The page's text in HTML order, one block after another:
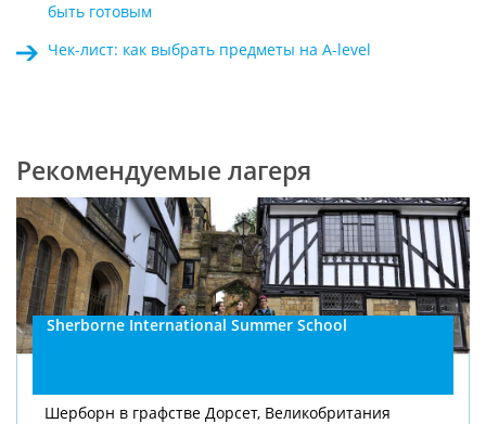
быть готовым
Чек-лист: как выбрать предметы на A-level
Рекомендуемые лагеря
Sherborne International Summer School
Шерборн в графстве Дорсет, Великобритания